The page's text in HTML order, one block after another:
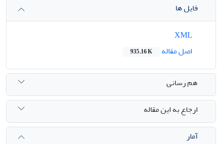
فایل ها
اصل مقاله
935.16 K
هم رسانی
ارجاع به این مقاله
آمار